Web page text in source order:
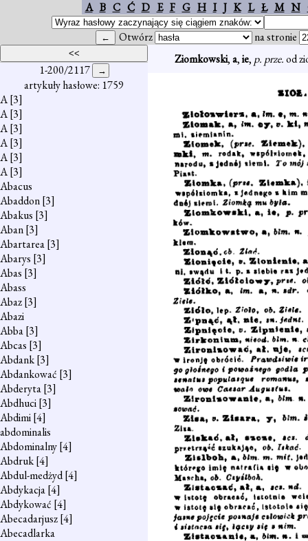
A B C Ć D E F G H I J K L Ł M N
Otwórz na stronie
1-200/2117
artykuły hasłowe: 1759
A[3]
A[3]
A[3]
A[3]
A[3]
A[3]
Abacus
Abaddon[3]
Abakus [3]
Aban[3]
Abartarea[3]
Abarys [3]
Abas [3]
Abass
Abaz[3]
Abazi
Abba[3]
Abcas [3]
Abdank[3]
Abdankować [3]
Abderyta[3]
Abdhuci[3]
Abdimi[4]
abdominalis
Abdominalny[4]
Abdruk[4]
Abdul-medżyd[4]
Abdykacja[4]
Abdykować [4]
Abecadarjusz[4]
Abecadlarka
Ziomkowski,a,ie, p. prze.od